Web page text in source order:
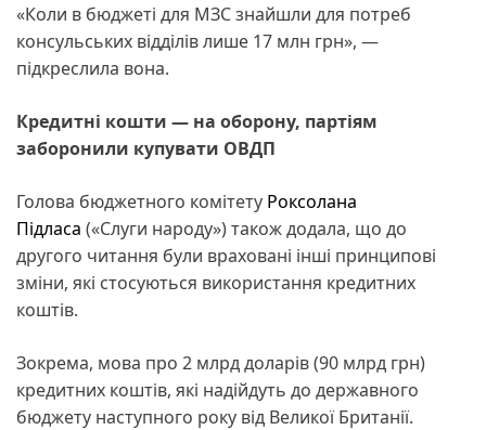
«Коли в бюджеті для МЗС знайшли для потреб
консульських відділів лише 17 млн грн», —
підкреслила вона.
Кредитні кошти — на оборону, партіям
заборонили купувати ОВДП
Голова бюджетного комітету Роксолана
Підласа («Слуги народу») також додала, що до
другого читання були враховані інші принципові
зміни, які стосуються використання кредитних
коштів.
Зокрема, мова про 2 млрд доларів (90 млрд грн)
кредитних коштів, які надійдуть до державного
бюджету наступного року від Великої Британії.